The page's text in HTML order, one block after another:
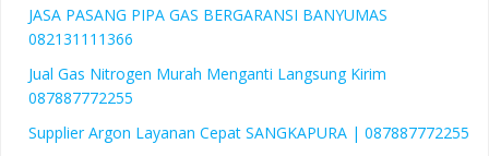
JASA PASANG PIPA GAS BERGARANSI BANYUMAS
082131111366
Jual Gas Nitrogen Murah Menganti Langsung Kirim
087887772255
Supplier Argon Layanan Cepat SANGKAPURA | 087887772255